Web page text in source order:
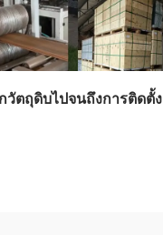
วัตถุดิบไปจนถึงการติดตั้ง